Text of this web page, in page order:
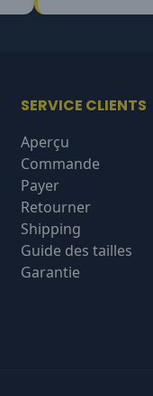
SERVICE CLIENTS
Aperçu
Commande
Payer
Retourner
Shipping
Guide des tailles
Garantie